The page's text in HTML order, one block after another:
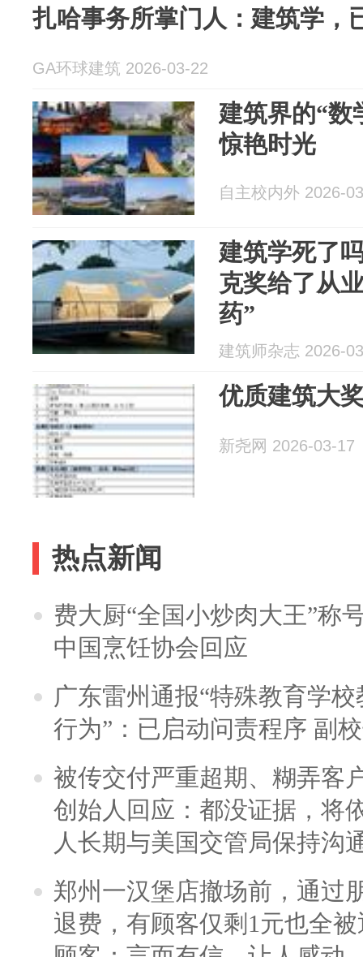
扎哈事务所掌门人：建筑学，
GA环球建筑 2026-03-22
建筑界的“数
惊艳时光
自主校内外 2026-
建筑学死了
克奖给了从
药”
建筑师杂志 2026-
优质建筑大
新尧网 2026-03-17
热点新闻
费大厨“全国小炒肉大王”称
中国烹饪协会回应
广东雷州通报“特殊教育学
行为”：已启动问责程序 副
被传交付严重超期、糊弄客
创始人回应：都没证据，将
人长期与美国交管局保持沟
郑州一汉堡店撤场前，通过
退费，有顾客仅剩1元也全